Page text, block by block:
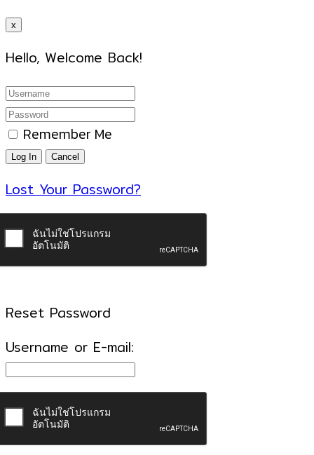
x
Hello, Welcome Back!
Remember Me
Lost Your Password?
Reset Password
Username or E-mail: